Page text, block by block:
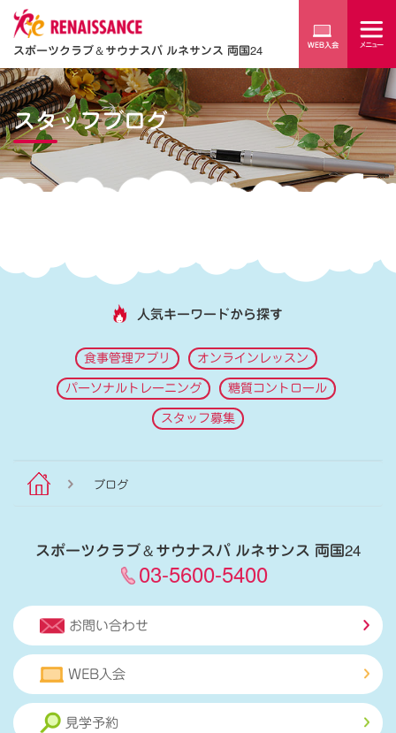
スポーツクラブ＆サウナスパ ルネサンス 両国24
スタッフブログ
人気キーワードから探す
食事管理アプリ オンラインレッスン
パーソナルトレーニング 糖質コントロール
スタッフ募集
ブログ
スポーツクラブ＆サウナスパ ルネサンス 両国24
03-5600-5400
お問い合わせ
WEB入会
見学予約